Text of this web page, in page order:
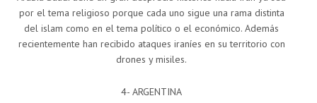
por el tema religioso porque cada uno sigue una rama distinta
del islam como en el tema político o el económico. Además
recientemente han recibido ataques iraníes en su territorio con
drones y misiles.
4- ARGENTINA